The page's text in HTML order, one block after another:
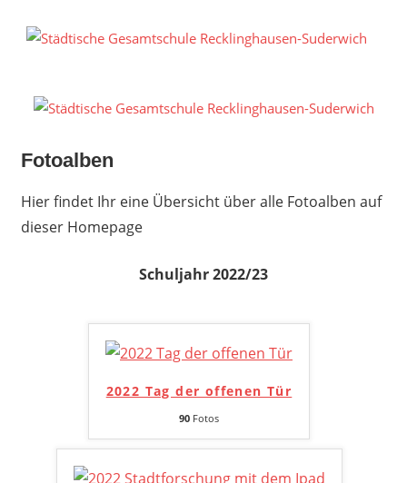
Inhalt
Fotoalben
Hier findet Ihr eine Übersicht über alle Fotoalben auf
dieser Homepage
Schuljahr 2022/23
2022 Tag der offenen Tür
90 Fotos